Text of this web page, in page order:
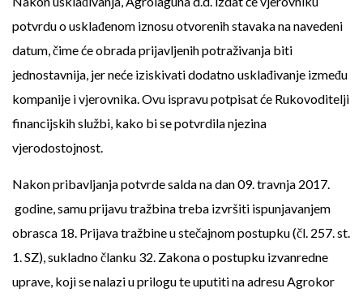
potvrdu o usklađenom iznosu otvorenih stavaka na navedeni
datum, čime će obrada prijavljenih potraživanja biti
jednostavnija, jer neće iziskivati dodatno usklađivanje između
kompanije i vjerovnika. Ovu ispravu potpisat će Rukovoditelji
financijskih službi, kako bi se potvrdila njezina
vjerodostojnost.
Nakon pribavljanja potvrde salda na dan 09. travnja 2017.
godine, samu prijavu tražbina treba izvršiti ispunjavanjem
obrasca 18. Prijava tražbine u stečajnom postupku (čl. 257. st.
1. SZ), sukladno članku 32. Zakona o postupku izvanredne
uprave, koji se nalazi u prilogu te uputiti na adresu Agrokor